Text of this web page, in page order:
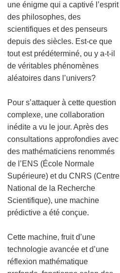
une énigme qui a captivé l’esprit
des philosophes, des
scientifiques et des penseurs
depuis des siècles. Est-ce que
tout est prédéterminé, ou y a-t-il
de véritables phénomènes
aléatoires dans l’univers?
Pour s’attaquer à cette question
complexe, une collaboration
inédite a vu le jour. Après des
consultations approfondies avec
des mathématiciens renommés
de l’ENS (École Normale
Supérieure) et du CNRS (Centre
National de la Recherche
Scientifique), une machine
prédictive a été conçue.
Cette machine, fruit d’une
technologie avancée et d’une
réflexion mathématique